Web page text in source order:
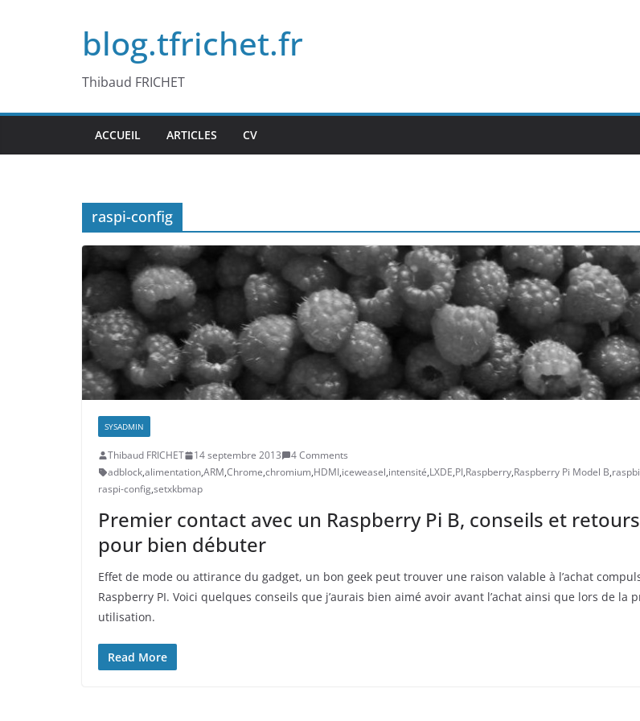
blog.tfrichet.fr
Thibaud FRICHET
ACCUEIL ARTICLES CV
raspi-config
SYSADMIN
Thibaud FRICHET 14 septembre 2013
4 Comments
adblock,alimentation,ARM,Chrome,chromium,HDMI,iceweasel,intensité,LXDE,PI,Raspberry,Raspberry Pi Model B,
raspi-config,setxkbmap
Premier contact avec un Raspberry Pi B, conseils et retours
pour bien débuter
Effet de mode ou attirance du gadget, un bon geek peut trouver une raison valable à l’achat
Raspberry PI. Voici quelques conseils que j’aurais bien aimé avoir avant l’achat ainsi que lors de la
utilisation.
Read More